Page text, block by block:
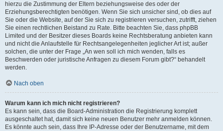
hierzu die Zustimmung der Eltern beziehungsweise des oder der
Erziehungsberechtigten benötigen. Wenn Sie sich unsicher sind, ob dies auf
Sie oder die Website, auf der Sie sich zu registrieren versuchen, zutrifft, ziehen
Sie einen rechtlichen Beistand zu Rate. Bitte beachten Sie, dass phpBB
Limited und der Besitzer dieses Boards keine Rechtsberatung anbieten kann
und nicht die Anlaufstelle für Rechtsangelegenheiten jeglicher Art ist; außer
solchen, die unter der Frage „An wen soll ich mich wenden, falls es
Beschwerden oder juristische Anfragen zu diesem Forum gibt?“ behandelt
werden.
Nach oben
Warum kann ich mich nicht registrieren?
Es kann sein, dass die Board-Administration die Registrierung komplett
ausgeschaltet hat, damit sich keine neuen Benutzer mehr anmelden können.
Es könnte auch sein, dass Ihre IP-Adresse oder der Benutzername, mit dem